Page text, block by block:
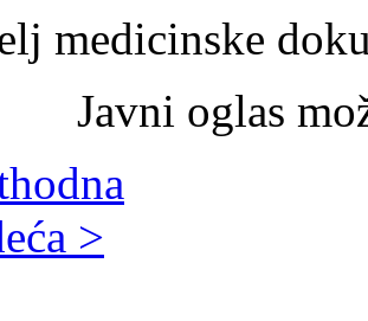
medicinske
Javni oglas
>